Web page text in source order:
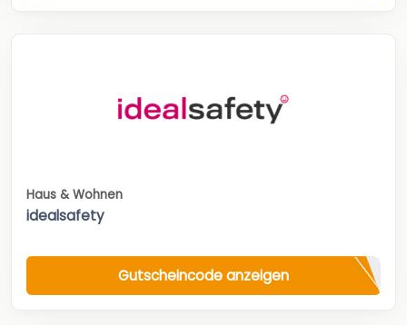
Haus & Wohnen
idealsafety
Gutscheincode anzeigen